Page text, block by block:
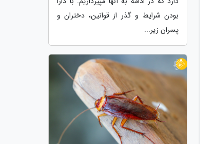
بودن شرایط و گذر از قوانین، دختران و
پسران زیر...